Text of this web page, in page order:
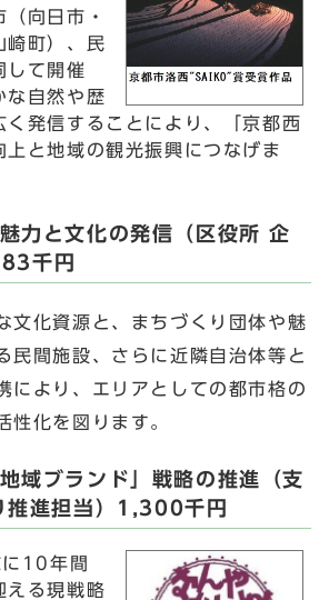
向日市・
崎町）、民
して開催
な自然や歴
く発信することにより、「京都西
上と地域の観光振興につなげま
と文化の発信（区役所 企
千円
文化資源と、まちづくり団体や魅
民間施設、さらに近隣自治体等と
により、エリアとしての都市格の
性化を図ります。
ブランド」戦略の推進（支
推進担当）1,300千円
10年間
える現戦略